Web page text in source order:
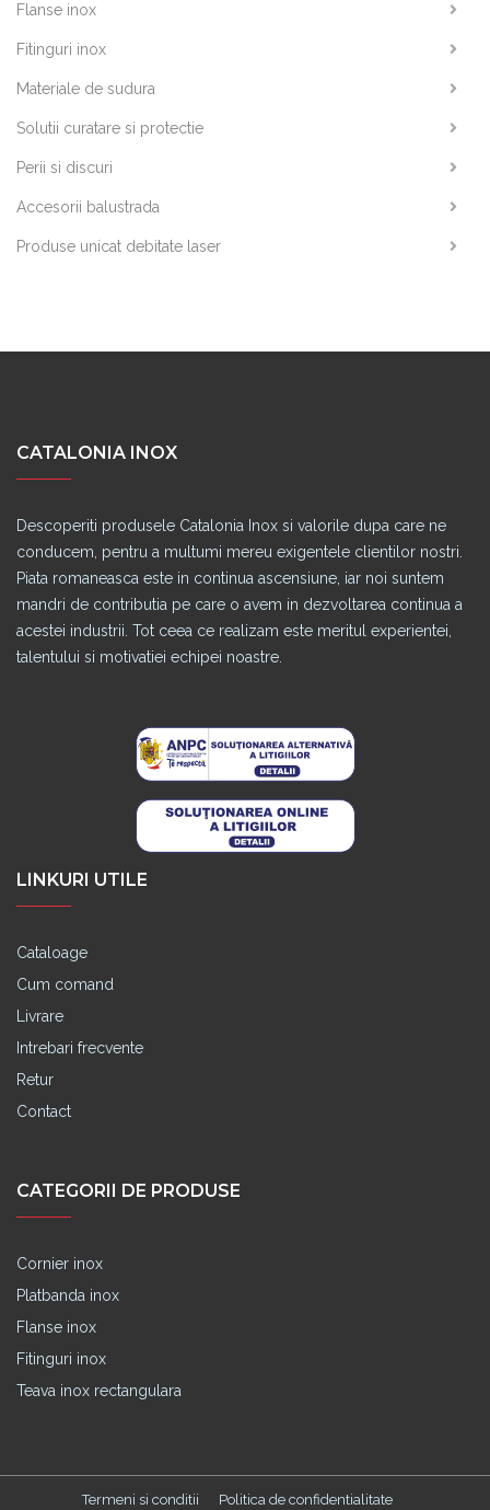
Flanse inox
Fitinguri inox
Materiale de sudura
Solutii curatare si protectie
Perii si discuri
Accesorii balustrada
Produse unicat debitate laser
CATALONIA INOX
Descoperiti produsele Catalonia Inox si valorile dupa care ne
conducem, pentru a multumi mereu exigentele clientilor nostri.
Piata romaneasca este in continua ascensiune, iar noi suntem
mandri de contributia pe care o avem in dezvoltarea continua a
acestei industrii. Tot ceea ce realizam este meritul experientei,
talentului si motivatiei echipei noastre.
LINKURI UTILE
Cataloage
Cum comand
Livrare
Intrebari frecvente
Retur
Contact
CATEGORII DE PRODUSE
Cornier inox
Platbanda inox
Flanse inox
Fitinguri inox
Teava inox rectangulara
Termeni si conditii Politica de confidentialitate